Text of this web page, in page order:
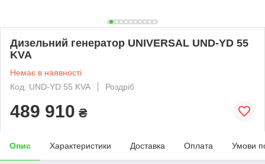
Дизельний генератор UNIVERSAL UND-YD 55
KVA
Немає в наявності
Код: UND-YD 55 KVA
Роздріб
489 910 ₴
Опис Характеристики Доставка Оплата Умови